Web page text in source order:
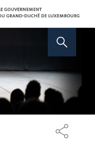
AFFICHER / MASQUER